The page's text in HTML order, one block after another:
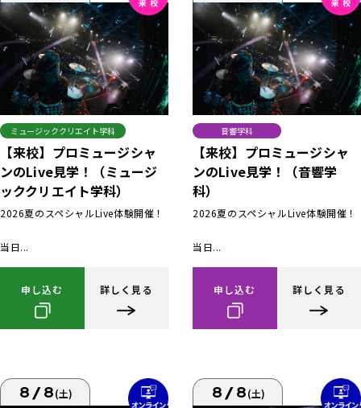
ミュージッククリエイト学科
【来校】プロミュージシャ
ンのLive見学！（ミュージ
ッククリエイト学科）
2026夏のスペシャルLive体験開催！
当日...
申し込む 詳しく見る
音響学科
【来校】プロミュージシャ
ンのLive見学！（音響学
科）
2026夏のスペシャルLive体験開催！
当日...
申し込む 詳しく見る
8/8(土) 8/8(土)